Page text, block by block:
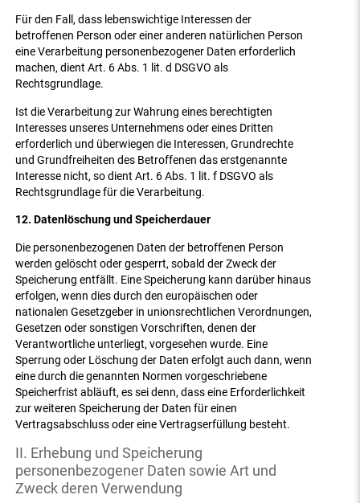
Für den Fall, dass lebenswichtige Interessen der
betroffenen Person oder einer anderen natürlichen Person
eine Verarbeitung personenbezogener Daten erforderlich
machen, dient Art. 6 Abs. 1 lit. d DSGVO als
Rechtsgrundlage.
Ist die Verarbeitung zur Wahrung eines berechtigten
Interesses unseres Unternehmens oder eines Dritten
erforderlich und überwiegen die Interessen, Grundrechte
und Grundfreiheiten des Betroffenen das erstgenannte
Interesse nicht, so dient Art. 6 Abs. 1 lit. f DSGVO als
Rechtsgrundlage für die Verarbeitung.
12. Datenlöschung und Speicherdauer
Die personenbezogenen Daten der betroffenen Person
werden gelöscht oder gesperrt, sobald der Zweck der
Speicherung entfällt. Eine Speicherung kann darüber hinaus
erfolgen, wenn dies durch den europäischen oder
nationalen Gesetzgeber in unionsrechtlichen Verordnungen,
Gesetzen oder sonstigen Vorschriften, denen der
Verantwortliche unterliegt, vorgesehen wurde. Eine
Sperrung oder Löschung der Daten erfolgt auch dann, wenn
eine durch die genannten Normen vorgeschriebene
Speicherfrist abläuft, es sei denn, dass eine Erforderlichkeit
zur weiteren Speicherung der Daten für einen
Vertragsabschluss oder eine Vertragserfüllung besteht.
II. Erhebung und Speicherung
personenbezogener Daten sowie Art und
Zweck deren Verwendung